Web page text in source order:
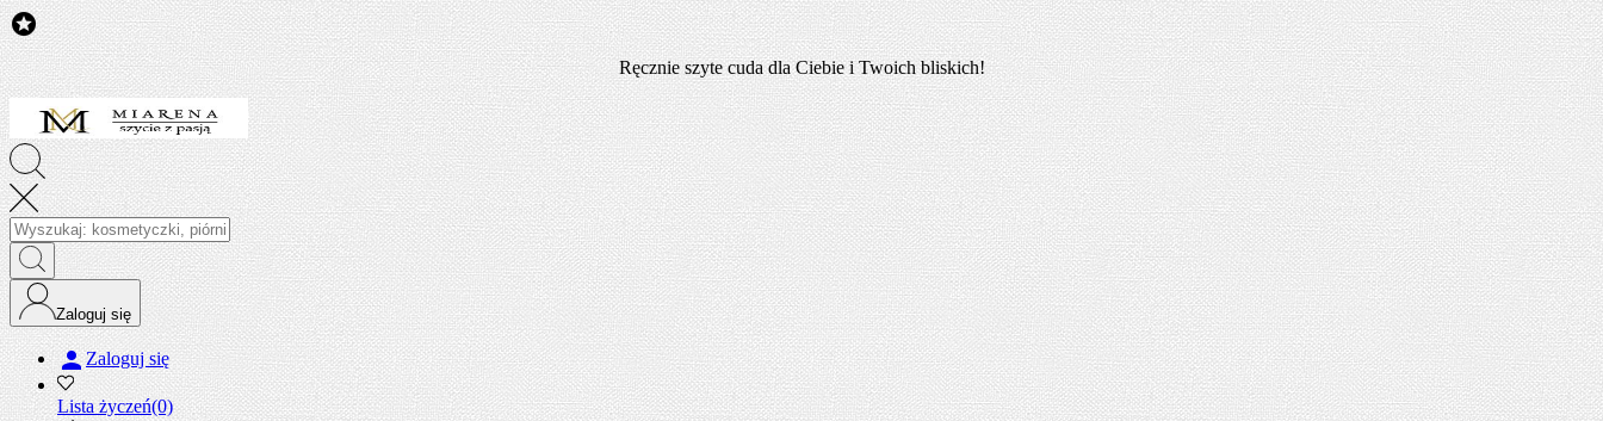

Ręcznie szyte cuda dla Ciebie i Twoich bliskich!
Zaloguj się
Zaloguj się
Lista życzeń(0)